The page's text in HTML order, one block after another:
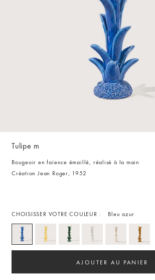
Tulipe m
Bougeoir en faïence émaillé, réalisé à la main
Création Jean Roger, 1952
CHOISISSER VOTRE COULEUR : Bleu azur
AJOUTER AU PANIER